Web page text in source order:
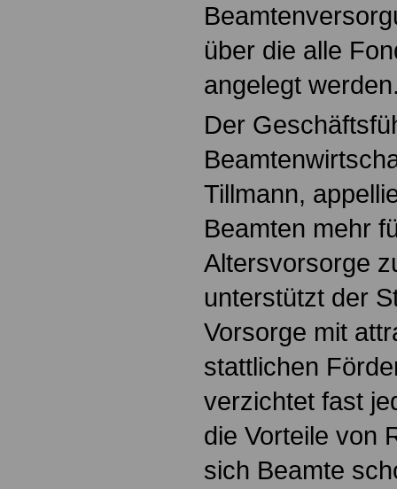
über die alle
angelegt
Der
Tillmann,
Beamten mehr
Altersvorsorge
unterstützt der
Vorsorge mit
stattlichen
verzichtet fast
die Vorteile von
sich Beamte